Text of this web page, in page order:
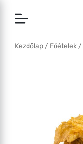
Kezdőlap / Főételek /